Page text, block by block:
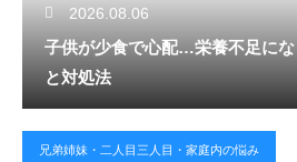
2026.08.06
子供が少食で心配…栄養不足に
と対処法
兄弟姉妹・二人目三人目・家庭内の悩み